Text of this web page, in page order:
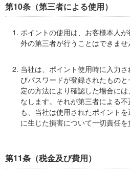
第10条（第三者による使用）
ポイントの使用は、お客様本人
外の第三者が行うことはできませ
当社は、ポイント使用時に入力
びパスワードが登録されたもの
定の方法により確認した場合に
なします。それが第三者による
も、当社は使用されたポイント
に生じた損害について一切責任を
第11条（税金及び費用）